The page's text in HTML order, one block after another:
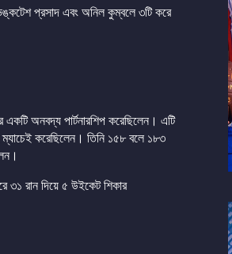
প্রসাদ এবং অনিল কুম্বলে ৩টি করে
অনবদ্য পার্টনারশিপ করেছিলেন। এটি
করেছিলেন। তিনি ১৫৮ বলে ১৮৩
রান দিয়ে ৫ উইকেট শিকার